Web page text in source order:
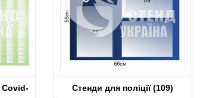
Covid-
Стенди для поліції(109)